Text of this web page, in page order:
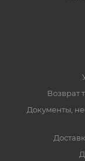
Возврат
Документы,